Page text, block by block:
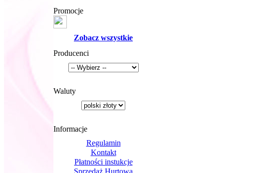
Promocje
Zobacz wszystkie
Producenci
Waluty
Informacje
Regulamin
Kontakt
Płatności instukcje
Sprzedaż Hurtowa